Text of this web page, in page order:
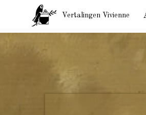
Vertalingen Vivienne
Baudelaire aan Sainte-